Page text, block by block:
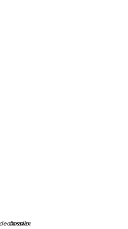
dossier.declarations.source